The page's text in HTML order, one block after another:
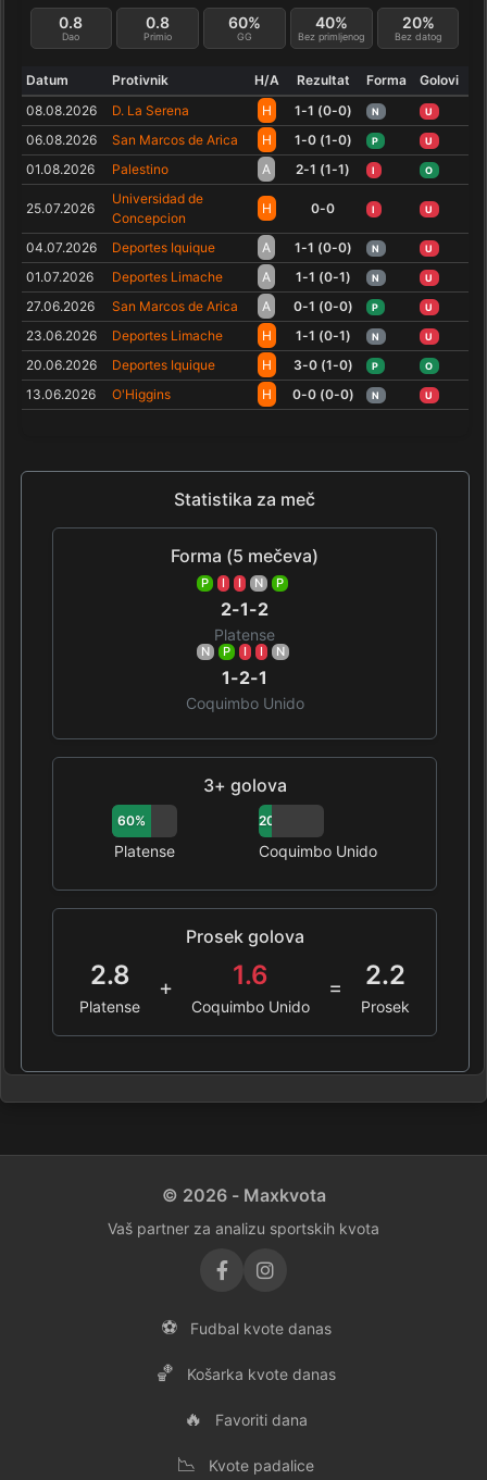
Dao
0.8
Primio
0.8
GG
60%
Bez primljenog
40%
Bez datog
20%
Datum Protivnik H/A Rezultat Forma
Golovi
08.08.2026
D. La Serena H 1-1 (0-0) N U
06.08.2026 San Marcos de Arica H 1-0 (1-0) P U
01.08.2026 Palestino A 2-1 (1-1) I O
25.07.2026
Universidad de
Concepcion
H 0-0 I U
04.07.2026 Deportes Iquique A 1-1 (0-0) N U
01.07.2026 Deportes Limache A 1-1 (0-1) N U
27.06.2026 San Marcos de Arica A 0-1 (0-0) P U
23.06.2026 Deportes Limache H 1-1 (0-1) N U
20.06.2026 Deportes Iquique H 3-0 (1-0) P O
13.06.2026 O'Higgins H 0-0 (0-0) N U
Statistika za meč
Forma (5 mečeva)
P I I N P
2-1-2
Platense
N P I I N
1-2-1
Coquimbo Unido
3+ golova
60%
Platense
20%
Coquimbo Unido
Prosek golova
2.8
Platense
+ 1.6
Coquimbo Unido
= 2.2
Prosek
© 2026 - Maxkvota
Vaš partner za analizu sportskih kvota
⚽ Fudbal kvote danas
🏀 Košarka kvote danas
🔥 Favoriti dana
📉 Kvote padalice